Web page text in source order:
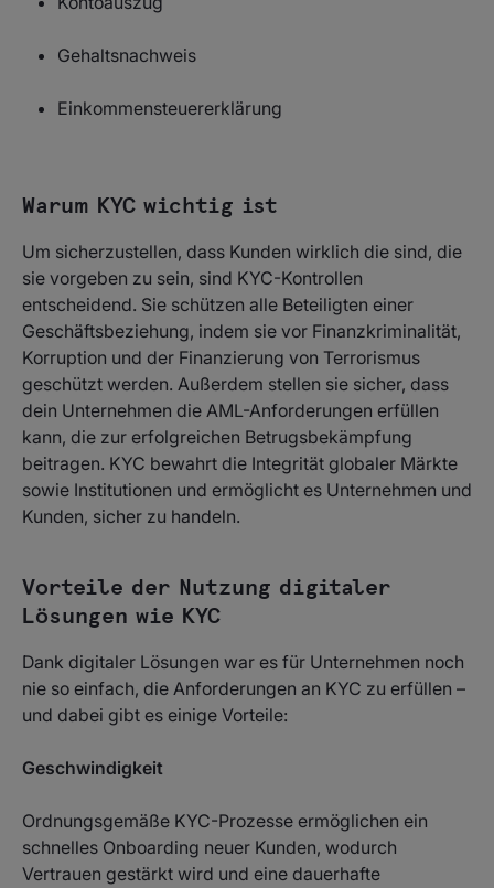
Gehaltsnachweis
Einkommensteuererklärung
Warum KYC wichtig ist
Um sicherzustellen, dass Kunden wirklich die sind, die
sie vorgeben zu sein, sind KYC-Kontrollen
entscheidend. Sie schützen alle Beteiligten einer
Geschäftsbeziehung, indem sie vor Finanzkriminalität,
Korruption und der Finanzierung von Terrorismus
geschützt werden. Außerdem stellen sie sicher, dass
dein Unternehmen die AML-Anforderungen erfüllen
kann, die zur erfolgreichen Betrugsbekämpfung
beitragen. KYC bewahrt die Integrität globaler Märkte
sowie Institutionen und ermöglicht es Unternehmen und
Kunden, sicher zu handeln.
Vorteile der Nutzung digitaler
Lösungen wie KYC
Dank digitaler Lösungen war es für Unternehmen noch
nie so einfach, die Anforderungen an KYC zu erfüllen –
und dabei gibt es einige Vorteile:
Geschwindigkeit
Ordnungsgemäße KYC-Prozesse ermöglichen ein
schnelles Onboarding neuer Kunden, wodurch
Vertrauen gestärkt wird und eine dauerhafte